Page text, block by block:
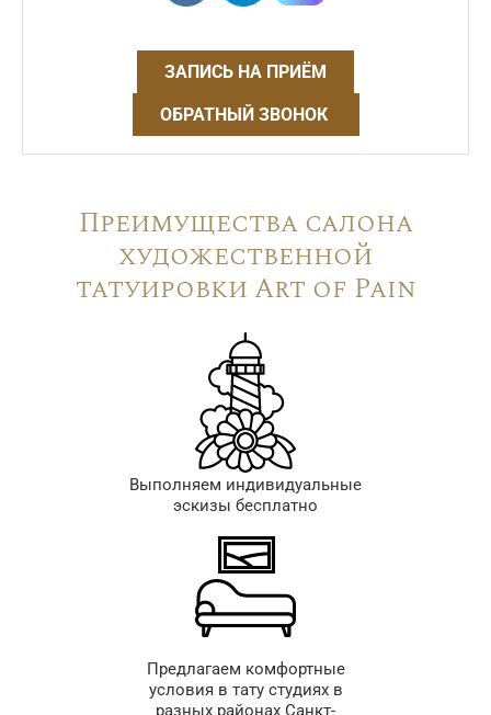
ЗАПИСЬ НА ПРИЁМ
ОБРАТНЫЙ ЗВОНОК
Преимущества салона
художественной
татуировки Art of Pain
Выполняем индивидуальные
эскизы бесплатно
Предлагаем комфортные
условия в тату студиях в
разных районах Санкт-